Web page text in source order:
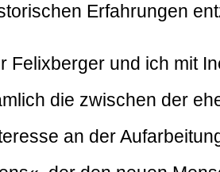
Erfahrungen
Felixberger und ich mit
die zwischen der
an der